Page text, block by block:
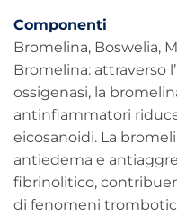
Componenti
Bromelina, Boswelia,
Bromelina: attraverso
ossigenasi, la
antinfiammatori
eicosanoidi. La
antiedema e
fibrinolitico,
di fenomeni